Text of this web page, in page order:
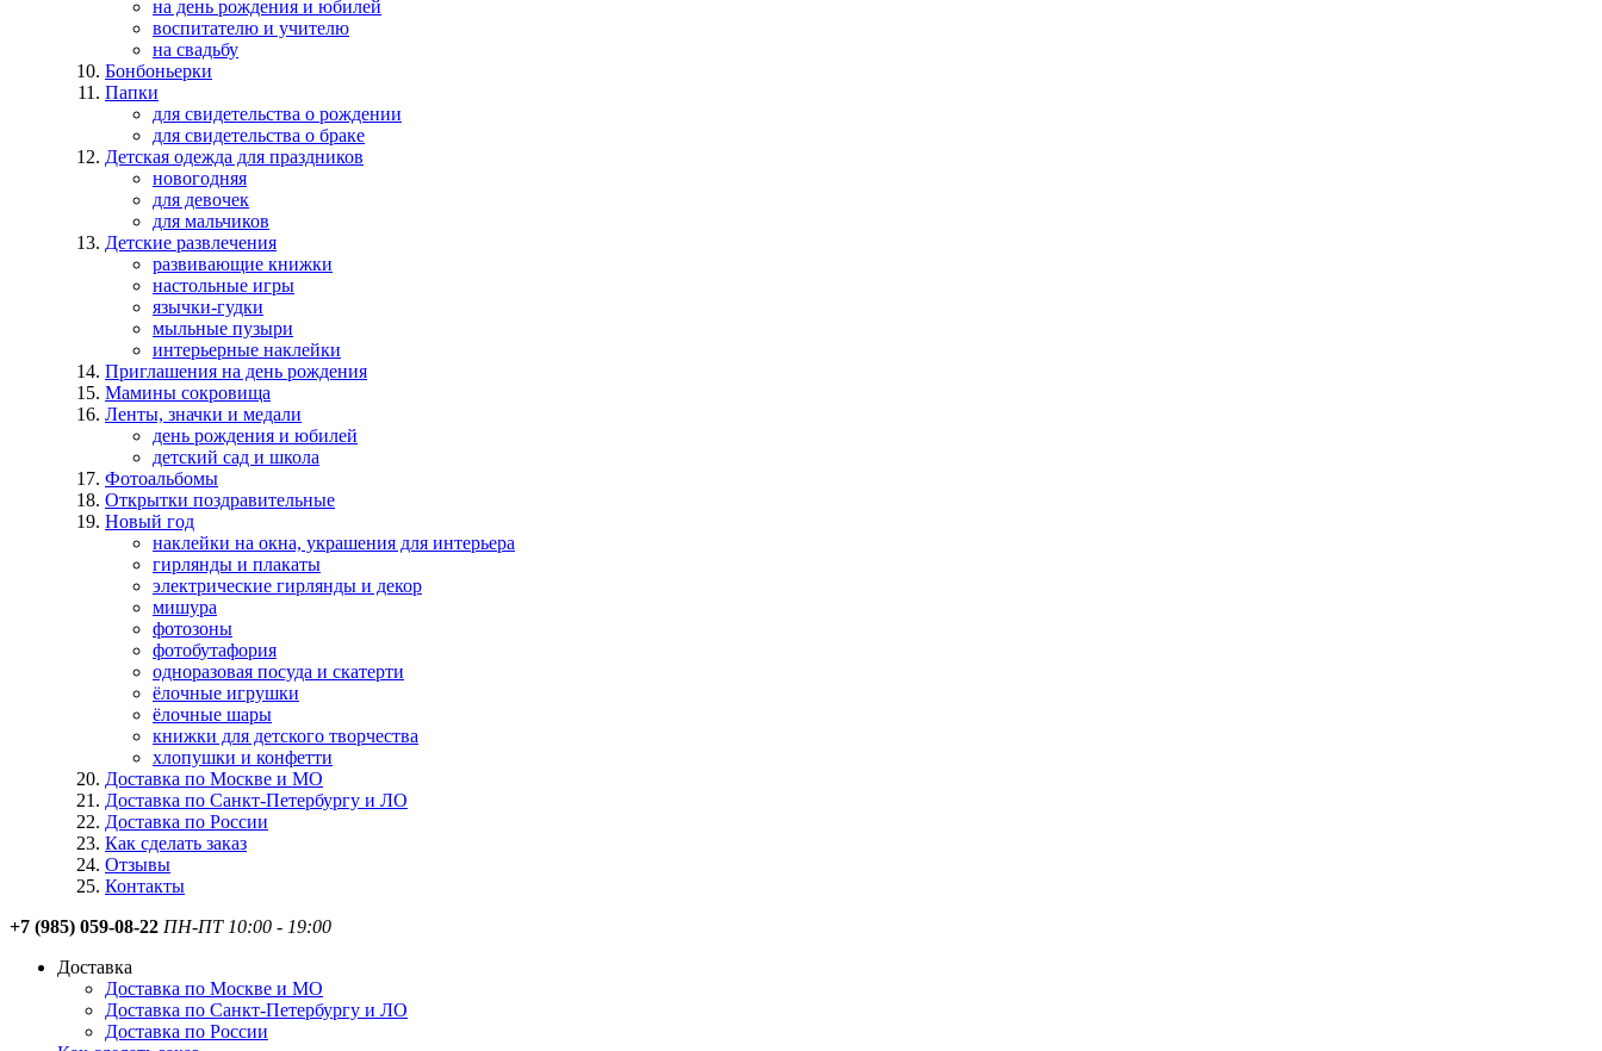
на день рождения и юбилей
воспитателю и учителю
на свадьбу
Бонбоньерки
Папки
для свидетельства о рождении
для свидетельства о браке
Детская одежда для праздников
новогодняя
для девочек
для мальчиков
Детские развлечения
развивающие книжки
настольные игры
язычки-гудки
мыльные пузыри
интерьерные наклейки
Приглашения на день рождения
Мамины сокровища
Ленты, значки и медали
день рождения и юбилей
детский сад и школа
Фотоальбомы
Открытки поздравительные
Новый год
наклейки на окна, украшения для интерьера
гирлянды и плакаты
электрические гирлянды и декор
мишура
фотозоны
фотобутафория
одноразовая посуда и скатерти
ёлочные игрушки
ёлочные шары
книжки для детского творчества
хлопушки и конфетти
Доставка по Москве и МО
Доставка по Санкт-Петербургу и ЛО
Доставка по России
Как сделать заказ
Отзывы
Контакты
+7 (985) 059-08-22 ПН-ПТ 10:00 - 19:00
Доставка
Доставка по Москве и МО
Доставка по Санкт-Петербургу и ЛО
Доставка по России